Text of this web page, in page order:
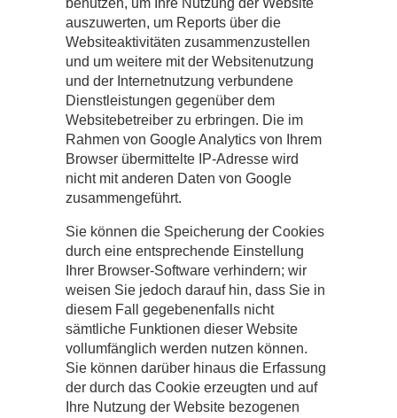
benutzen, um Ihre Nutzung der Website
auszuwerten, um Reports über die
Websiteaktivitäten zusammenzustellen
und um weitere mit der Websitenutzung
und der Internetnutzung verbundene
Dienstleistungen gegenüber dem
Websitebetreiber zu erbringen. Die im
Rahmen von Google Analytics von Ihrem
Browser übermittelte IP-Adresse wird
nicht mit anderen Daten von Google
zusammengeführt.
Sie können die Speicherung der Cookies
durch eine entsprechende Einstellung
Ihrer Browser-Software verhindern; wir
weisen Sie jedoch darauf hin, dass Sie in
diesem Fall gegebenenfalls nicht
sämtliche Funktionen dieser Website
vollumfänglich werden nutzen können.
Sie können darüber hinaus die Erfassung
der durch das Cookie erzeugten und auf
Ihre Nutzung der Website bezogenen